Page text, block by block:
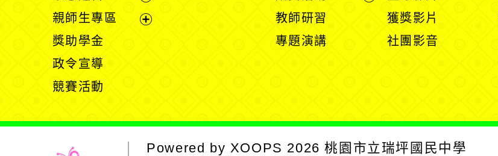
選
單
展
親師生專區
獎助學金
政令宣導
競賽活動
選
教師研習
專題演講
獲獎影片
社團影音
Powered by XOOPS 2026桃園市立瑞坪國民中學